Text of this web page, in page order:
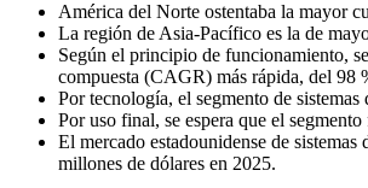
América del Norte ostentaba la mayor
La región de Asia-Pacífico es la de
Según el principio de funcionamiento,
compuesta (CAGR) más rápida, del 98
Por tecnología, el segmento de
Por uso final, se espera que el
El mercado estadounidense de
millones de dólares en 2025.